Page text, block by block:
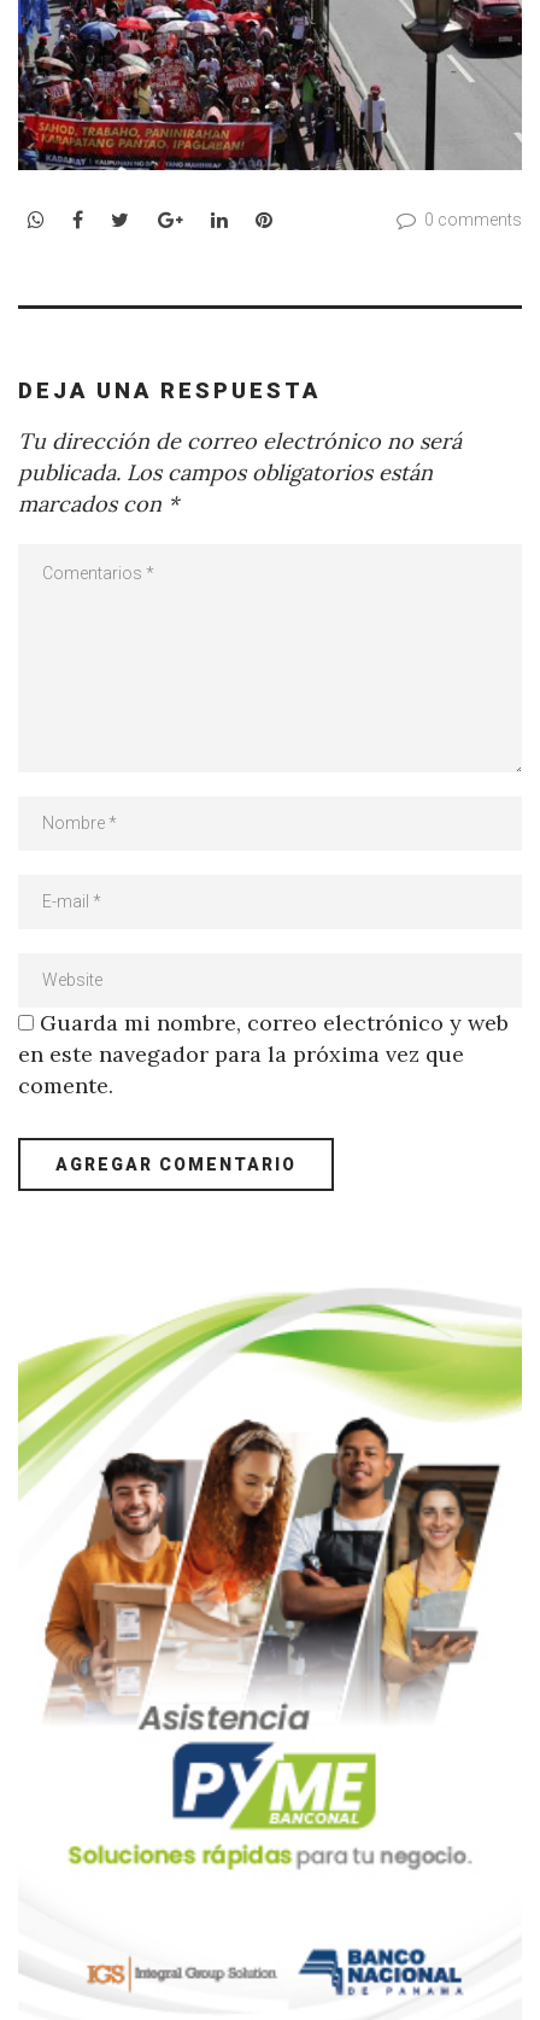
WhatsApp
Facebook
TwitterGoogle+LinkedInPinterest 0 comments
DEJA UNA RESPUESTA
Tu dirección de correo electrónico no será
publicada. Los campos obligatorios están
marcados con *
Guarda mi nombre, correo electrónico y web
en este navegador para la próxima vez que
comente.